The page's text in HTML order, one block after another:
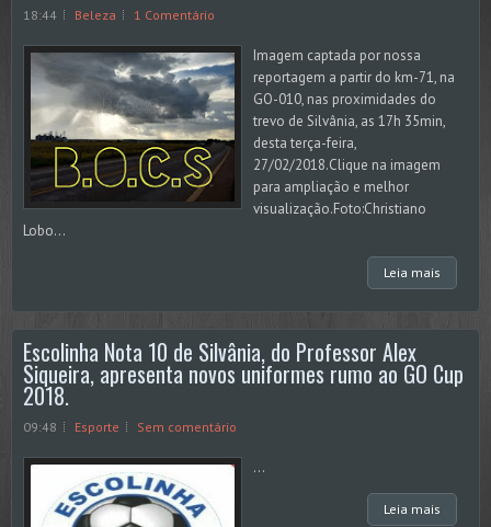
18:44 Beleza 1 Comentário
Imagem captada por nossa
reportagem a partir do km-71, na
GO-010, nas proximidades do
trevo de Silvânia, as 17h 35min,
desta terça-feira,
27/02/2018.Clique na imagem
para ampliação e melhor
visualização.Foto:Christiano
Lobo...
Leia mais
Escolinha Nota 10 de Silvânia, do Professor Alex
Siqueira, apresenta novos uniformes rumo ao GO Cup
2018.
09:48 Esporte Sem comentário
...
Leia mais